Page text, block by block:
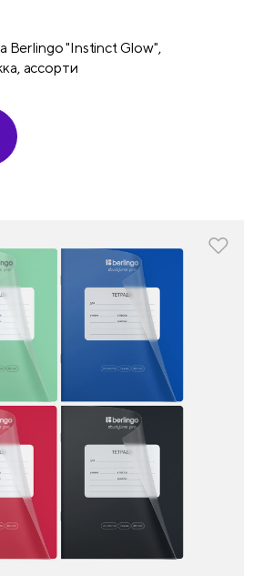
Berlingo "Instinct Glow",
ассорти